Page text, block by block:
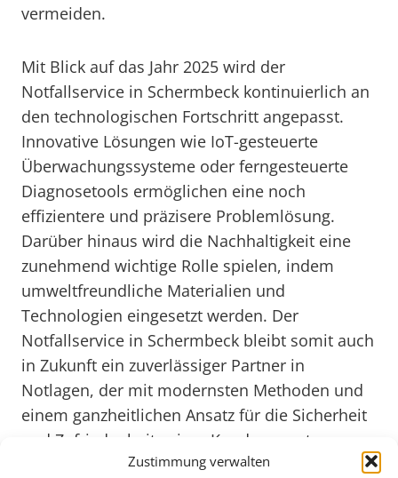
Zustimmung verwalten
vermeiden.
Mit Blick auf das Jahr 2025 wird der
Notfallservice in Schermbeck kontinuierlich an
den technologischen Fortschritt angepasst.
Innovative Lösungen wie IoT-gesteuerte
Überwachungssysteme oder ferngesteuerte
Diagnosetools ermöglichen eine noch
effizientere und präzisere Problemlösung.
Darüber hinaus wird die Nachhaltigkeit eine
zunehmend wichtige Rolle spielen, indem
umweltfreundliche Materialien und
Technologien eingesetzt werden. Der
Notfallservice in Schermbeck bleibt somit auch
in Zukunft ein zuverlässiger Partner in
Notlagen, der mit modernsten Methoden und
einem ganzheitlichen Ansatz für die Sicherheit
und Zufriedenheit seiner Kunden sorgt.